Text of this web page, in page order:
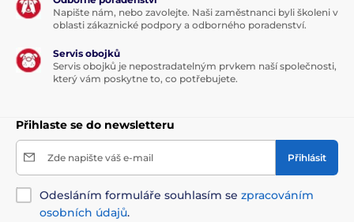
Napište nám, nebo zavolejte. Naši zaměstnanci byli školeni v
oblasti zákaznické podpory a odborného poradenství.
Servis obojků
Servis obojků je nepostradatelným prvkem naší společnosti,
který vám poskytne to, co potřebujete.
Přihlaste se do newsletteru
Zde napište váš e-mail Přihlásit
Odesláním formuláře souhlasím se zpracováním
osobních údajů.